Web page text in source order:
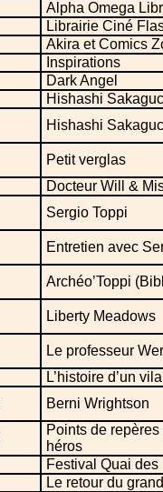
Alpha Omega
Librairie Ciné
Akira et Comics
Inspirations
Dark Angel
Hishashi
Hishashi
Petit verglas
Docteur Will &
Sergio Toppi
Entretien avec
Archéo’Toppi
Liberty Meadows
Le professeur
L’histoire d’un
Berni Wrightson
Points de repères
héros
Festival Quai des
Le retour du